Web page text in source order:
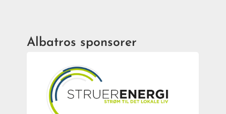
Albatros sponsorer